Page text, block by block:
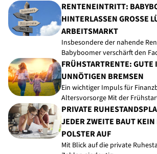
RENTENEINTRITT:
HINTERLASSEN GROSSE
RBEITSMARKT
Insbesondere der nahende
Babyboomer verschärft den
FRÜHSTARTRENTE: GUTE
UNNÖTIGEN BREMSEN
Ein wichtiger Impuls für
Altersvorsorge Mit der
PRIVATE
JEDER ZWEITE BAUT KEIN
POLSTER AUF
Mit Blick auf die private